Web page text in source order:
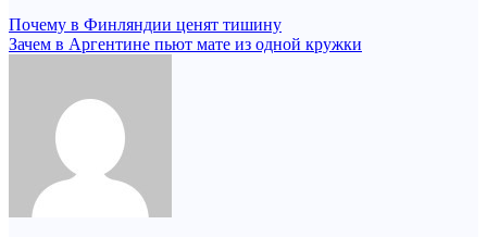
Навигация
по
Почему в Финляндии ценят тишину
Зачем в Аргентине пьют мате из одной кружки